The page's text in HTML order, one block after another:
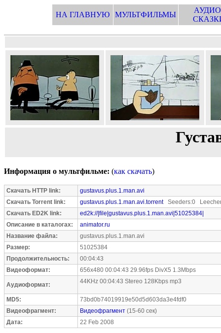
НА ГЛАВНУЮ МУЛЬТФИЛЬМЫ
Информация о мультфильме: (как скачать)
Скачать HTTP link:
gustavus.plus.1.man.avi
Скачать Torrent link:
gustavus.plus.1.man.avi.torrentSeeders:0
Скачать ED2K link:
ed2k://|file|gustavus.plus.1.man.avi|51025384|
Описание в каталогах:
animator.ru
Название файла:
gustavus.plus.1.man.avi
Размер:
51025384
Продолжительность:
00:04:43
Видеоформат:
656x480 00:04:43 29.96fps DivX5 1.3Mbps
Аудиоформат: 44KHz 00:04:43 Stereo 128Kbps mp3
MD5:
73bd0b74019919e50d5d603da3e4fdf0
Видеофрагмент:
Видеофрагмент (15-60 сек)
Дата:
22 Feb 2008